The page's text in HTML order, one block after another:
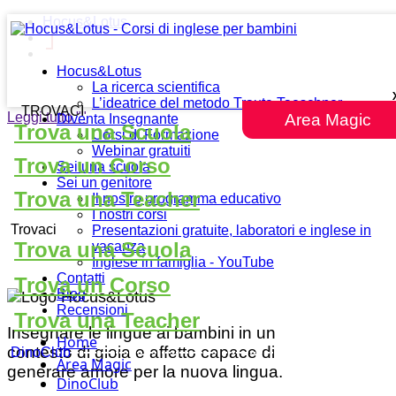
Hocus&Lotus
La ricerca scientifica
L’ideatrice del metodo Traute Taeschner
Diventa Insegnante
Corsi di Formazione
Webinar gratuiti
Sei una scuola
Sei un genitore
Il nostro programma educativo
I nostri corsi
Presentazioni gratuite, laboratori e inglese in
vacanza
Inglese in famiglia - YouTube
Contatti
Blog
Recensioni
Home
Area Magic
DinoClub
Area Magic
TROVACI
Trova una Scuola
Trova un Corso
Trova una Teacher
Trovaci
Trova una Scuola
Trova un Corso
Trova una Teacher
DinoClub
Hocus&Lotus
Leggi tutto""
Insegnare le lingue ai bambini in un
contesto di gioia e affetto capace di
generare amore per la nuova lingua.